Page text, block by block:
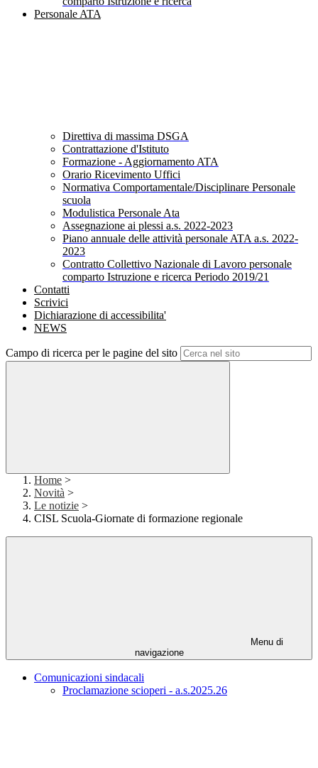
Personale ATA
Direttiva di massima DSGA
Contrattazione d'Istituto
Formazione - Aggiornamento ATA
Orario Ricevimento Uffici
Normativa Comportamentale/Disciplinare Personale
scuola
Modulistica Personale Ata
Assegnazione ai plessi a.s. 2022-2023
Piano annuale delle attività personale ATA a.s. 2022-
2023
Contratto Collettivo Nazionale di Lavoro personale
comparto Istruzione e ricerca Periodo 2019/21
Contatti
Scrivici
Dichiarazione di accessibilita'
NEWS
Campo di ricerca per le pagine del sito
Home >
Novità >
Le notizie >
CISL Scuola-Giornate di formazione regionale
Menu di
navigazione
Comunicazioni sindacali
Proclamazione scioperi - a.s.2025.26